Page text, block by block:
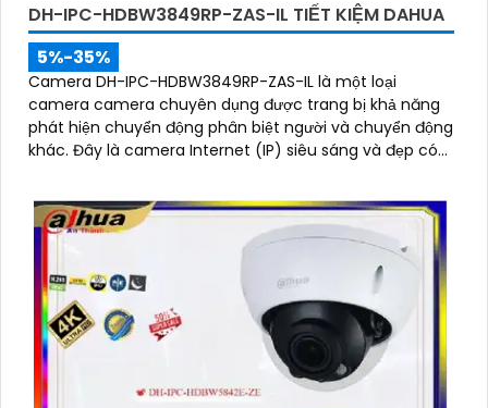
DH-IPC-HDBW3849RP-ZAS-IL TIẾT KIỆM DAHUA
5%-35%
Camera DH-IPC-HDBW3849RP-ZAS-IL là một loại
camera camera chuyên dụng được trang bị khả năng
phát hiện chuyển động phân biệt người và chuyển động
khác. Đây là camera Internet (IP) siêu sáng và đẹp có